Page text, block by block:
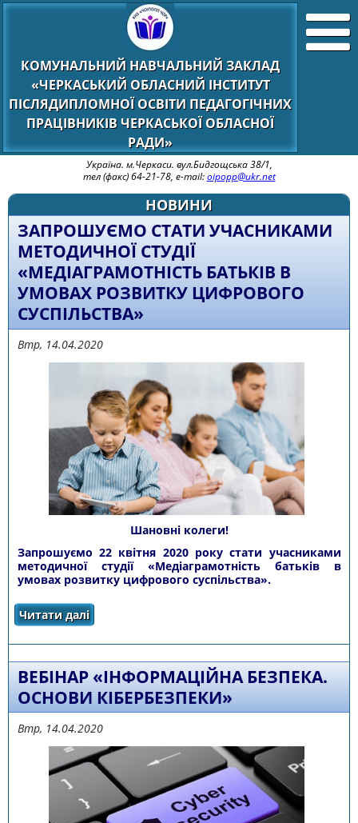
КОМУНАЛЬНИЙ НАВЧАЛЬНИЙ ЗАКЛАД
«ЧЕРКАСЬКИЙ ОБЛАСНИЙ ІНСТИТУТ
ПІСЛЯДИПЛОМНОЇ ОСВІТИ ПЕДАГОГІЧНИХ
ПРАЦІВНИКІВ ЧЕРКАСЬКОЇ ОБЛАСНОЇ
РАДИ»
Україна. м.Черкаси. вул.Бидгощська 38/1,
тел (факс) 64-21-78, e-mail:oipopp@ukr.net
НОВИНИ
ЗАПРОШУЄМО СТАТИ УЧАСНИКАМИ
МЕТОДИЧНОЇ СТУДІЇ
«МЕДІАГРАМОТНІСТЬ БАТЬКІВ В
УМОВАХ РОЗВИТКУ ЦИФРОВОГО
СУСПІЛЬСТВА»
Втр, 14.04.2020
Шановні колеги!
Запрошуємо 22 квітня 2020 року стати учасниками
методичної студії «Медіаграмотність батьків в
умовах розвитку цифрового суспільства».
Читати далі
БАТЬКІВ В УМОВАХ РОЗВИТКУ ЦИФРОВОГО
ВЕБІНАР «ІНФОРМАЦІЙНА БЕЗПЕКА.
ОСНОВИ КІБЕРБЕЗПЕКИ»
Втр, 14.04.2020